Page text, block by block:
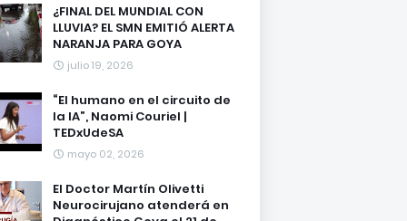
¿FINAL DEL MUNDIAL CON
LLUVIA? EL SMN EMITIÓ ALERTA
NARANJA PARA GOYA
julio 19, 2026
“El humano en el circuito de
la IA”, Naomi Couriel |
TEDxUdeSA
mayo 02, 2026
El Doctor Martín Olivetti
Neurocirujano atenderá en